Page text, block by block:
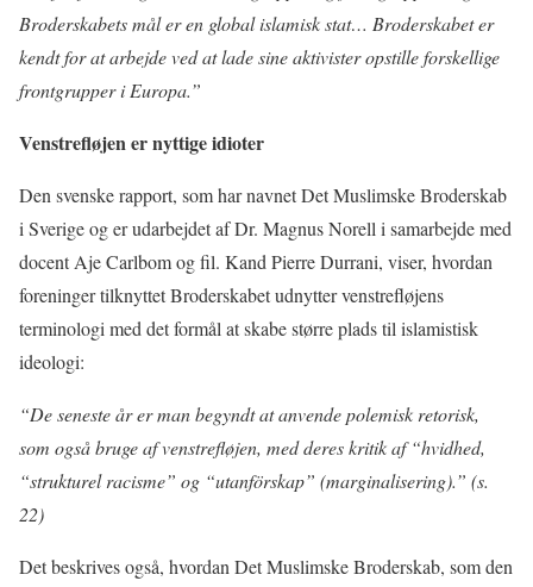
Broderskabets mål er en global islamisk stat… Broderskabet er
kendt for at arbejde ved at lade sine aktivister opstille forskellige
frontgrupper i Europa.”
Venstrefløjen er nyttige idioter
Den svenske rapport, som har navnet Det Muslimske Broderskab
i Sverige og er udarbejdet af Dr. Magnus Norell i samarbejde med
docent Aje Carlbom og fil. Kand Pierre Durrani, viser, hvordan
foreninger tilknyttet Broderskabet udnytter venstrefløjens
terminologi med det formål at skabe større plads til islamistisk
ideologi:
“De seneste år er man begyndt at anvende polemisk retorisk,
som også bruge af venstrefløjen, med deres kritik af “hvidhed,
“strukturel racisme” og “utanförskap” (marginalisering).” (s.
22)
Det beskrives også, hvordan Det Muslimske Broderskab, som den